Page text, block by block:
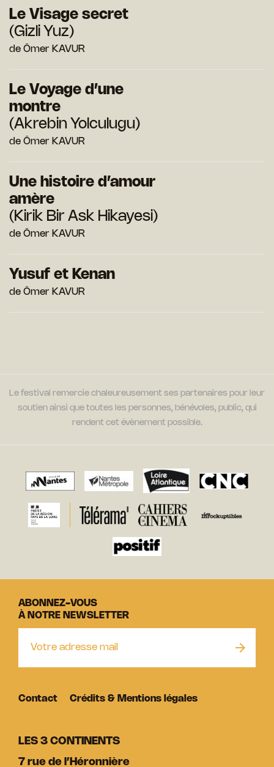
Le Visage secret
(Gizli Yuz)
de Ömer KAVUR
Le Voyage d’une
montre
(Akrebin Yolculugu)
de Ömer KAVUR
Une histoire d’amour
amère
(Kirik Bir Ask Hikayesi)
de Ömer KAVUR
Yusuf et Kenan
de Ömer KAVUR
Le festival remercie chaleureusement ses partenaires pour leur
soutien ainsi que toutes les personnes, bénévoles, public, qui
rendent cet évènement possible.
LES 3 CONTINENTS
7 rue de l’Héronnière
ABONNEZ-VOUS
À NOTRE NEWSLETTER
Contact Crédits & Mentions légales